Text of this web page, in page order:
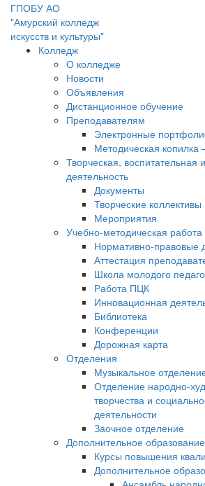
ГПОБУ АО
"Амурский колледж
искусств и культуры"
Колледж
О колледже
Новости
Объявления
Дистанционное обучение
Преподавателям
Электронные
Методическая
Творческая, воспитательная
деятельность
Документы
Творческие коллективы
Мероприятия
Учебно-методическая работа
Нормативно-правовые
Аттестация
Школа молодого
Работа ПЦК
Инновационная
Библиотека
Конференции
Дорожная карта
Отделения
Музыкальное
Отделение народно-
творчества и
деятельности
Заочное отделение
Дополнительное образование
Курсы повышения
Дополнительное